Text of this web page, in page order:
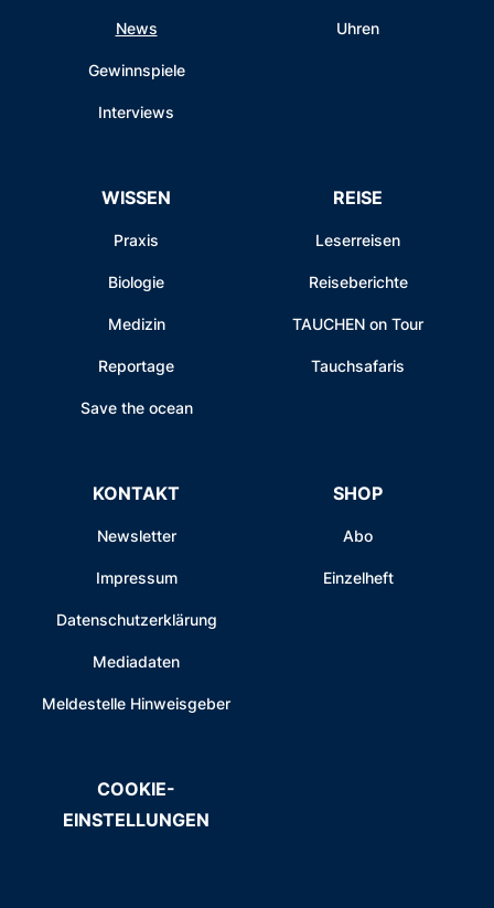
News
Gewinnspiele
Interviews
Uhren
WISSEN
Praxis
Biologie
Medizin
Reportage
Save the ocean
REISE
Leserreisen
Reiseberichte
TAUCHEN on Tour
Tauchsafaris
KONTAKT
Newsletter
Impressum
Datenschutzerklärung
Mediadaten
Meldestelle Hinweisgeber
SHOP
Abo
Einzelheft
COOKIE-
EINSTELLUNGEN